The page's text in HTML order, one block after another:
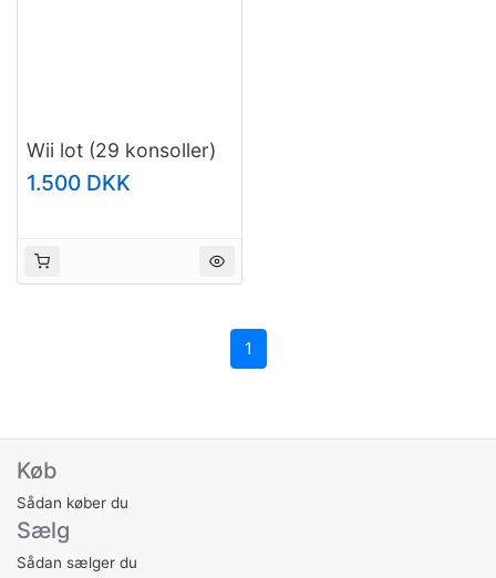
Wii lot (29 konsoller)
1.500 DKK
1
Køb
Sådan køber du
Sælg
Sådan sælger du